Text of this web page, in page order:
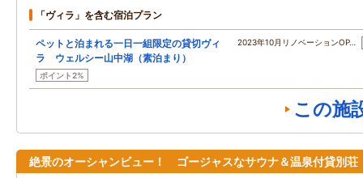
「ヴィラ」を含む宿泊プラン
ペットと泊まれる一日一組限定の貸切ヴィ
ラ ウェルシー山中湖（素泊まり）
ポイント2%
2023年10月リノベーションOP…
この施
絶景のオーシャンビュー！ ゴージャスなサウナ＆温泉付貸別荘